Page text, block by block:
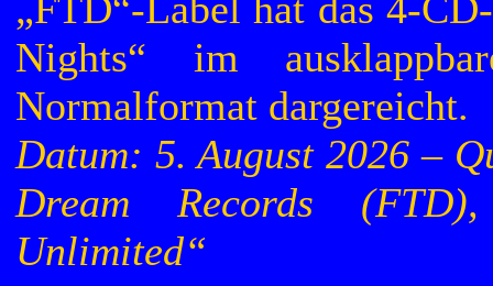
Nights“ im
Normalformat dargereicht.
Datum: 5. August 2026 –
Dream Records
Unlimited“